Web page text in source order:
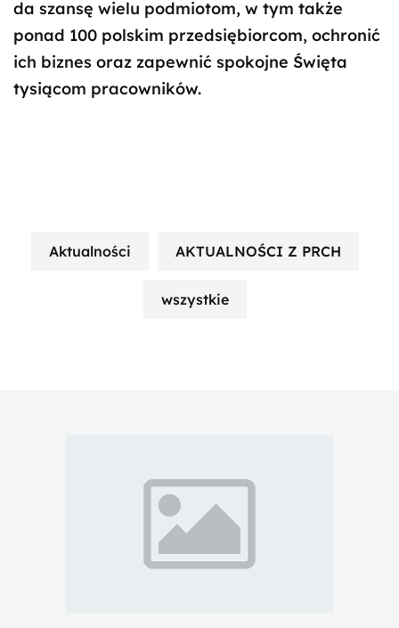
da szansę wielu podmiotom, w tym także
ponad 100 polskim przedsiębiorcom, ochronić
ich biznes oraz zapewnić spokojne Święta
tysiącom pracowników.
Aktualności AKTUALNOŚCI Z PRCH
wszystkie